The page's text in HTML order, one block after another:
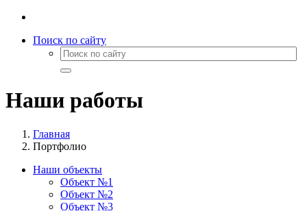
Поиск по сайту
Наши работы
Главная
Портфолио
Наши объекты
Объект №1
Объект №2
Объект №3